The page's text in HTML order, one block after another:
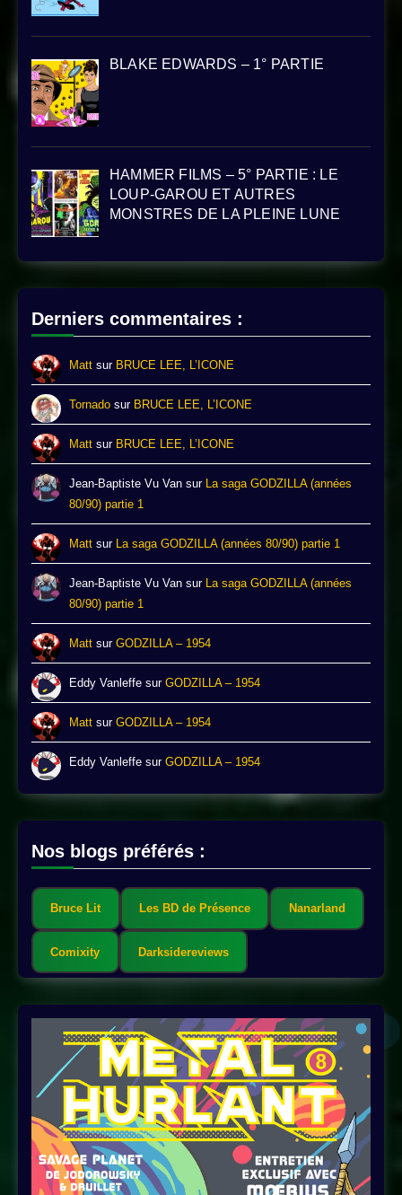
BLAKE EDWARDS – 1° PARTIE
HAMMER FILMS – 5° PARTIE : LE
LOUP-GAROU ET AUTRES
MONSTRES DE LA PLEINE LUNE
Derniers commentaires :
Matt sur BRUCE LEE, L’ICONE
Tornado sur BRUCE LEE, L’ICONE
Matt sur BRUCE LEE, L’ICONE
Jean-Baptiste Vu Van sur La saga GODZILLA (années
80/90) partie 1
Matt sur La saga GODZILLA (années 80/90) partie 1
Jean-Baptiste Vu Van sur La saga GODZILLA (années
80/90) partie 1
Matt surGODZILLA – 1954
Eddy Vanleffe surGODZILLA – 1954
Matt surGODZILLA – 1954
Eddy Vanleffe surGODZILLA – 1954
Nos blogs préférés :
Bruce Lit Les BD de Présence Nanarland
Comixity Darksidereviews